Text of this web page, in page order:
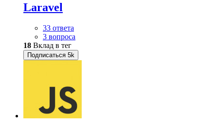
Laravel
33 ответа
3 вопроса
18 Вклад в тег
Подписаться 5k